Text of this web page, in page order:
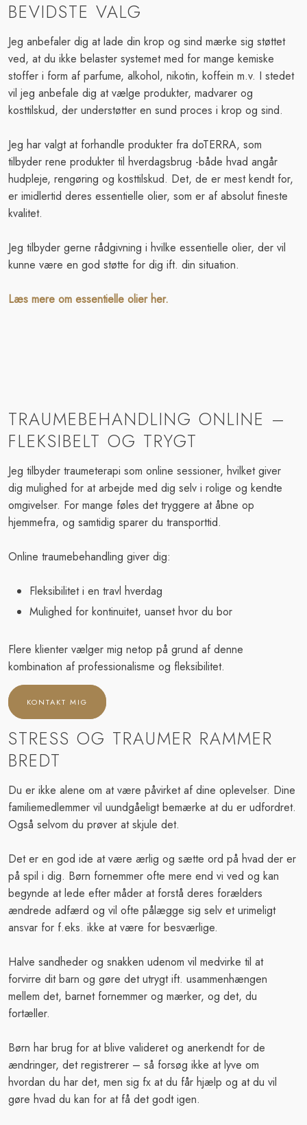
BEVIDSTE VALG
​Jeg anbefaler dig at lade din krop og sind mærke sig støttet
ved, at du ikke belaster systemet med for mange kemiske
stoffer i form af parfume, alkohol, nikotin, koffein m.v. I stedet
vil jeg anbefale dig at vælge produkter, madvarer og
kosttilskud, der understøtter en sund proces i krop og sind.
​Jeg har valgt at forhandle produkter fra doTERRA, som
tilbyder rene produkter til hverdagsbrug -både hvad angår
hudpleje, rengøring og kosttilskud. Det, de er mest kendt for,
er imidlertid deres essentielle olier, som er af absolut fineste
kvalitet.
Jeg tilbyder gerne rådgivning i hvilkeessentielle olier, der vil
kunne være en god støtte for dig ift. din situation.
Læs mere om essentielle olier her.
​TRAUMEBEHANDLING ONLINE –
FLEKSIBELT OG TRYGT
Jeg tilbyder traumeterapi som online sessioner, hvilket giver
dig mulighed for at arbejde med dig selv i rolige og kendte
omgivelser. For mange føles det tryggere at åbne op
hjemmefra, og samtidig sparer du transporttid.
Online traumebehandling giver dig:
​Fleksibilitet i en travl hverdag
​Mulighed for kontinuitet, uanset hvor du bor
Flere klienter vælger mig netop på grund af denne
kombination af professionalisme og fleksibilitet.
KONTAKT MIG
STRESS OG TRAUMER RAMMER
BREDT
​Du er ikke alene om at være påvirket af dine oplevelser. Dine
familiemedlemmer vil uundgåeligt bemærke at du er udfordret.
Også selvom du prøver at skjule det.
Det er en god ide at være ærlig og sætte ord på hvad der er
på spil i dig. Børn fornemmer ofte mere end vi ved og kan
begynde at lede efter måder at forstå deres forælders
ændrede adfærd og vil ofte pålægge sig selv et urimeligt
ansvar for f.eks. ikke at være for besværlige.
Halve sandheder og snakken udenom vil medvirke til at
forvirre dit barn og gøre det utrygt ift. usammenhængen
mellem det, barnet fornemmer og mærker, og det, du
fortæller.
Børn har brug for at blive valideret og anerkendt for de
ændringer, det registrerer – så forsøg ikke at lyve om
hvordan du har det, men sig fx at du får hjælp og at du vil
gøre hvad du kan for at få det godt igen.